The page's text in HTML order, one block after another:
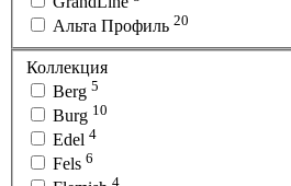
Альта Профиль 20
Коллекция
Berg 5
Burg 10
Edel 4
Fels 6
4